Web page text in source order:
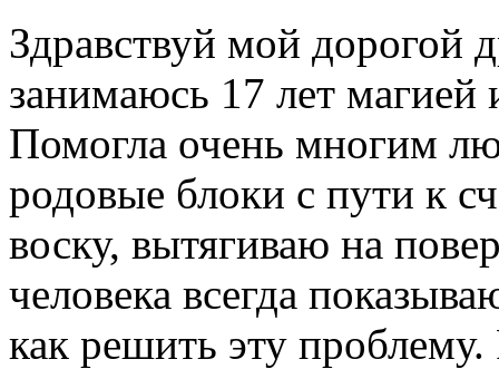
Здравствуй мой дорогой
занимаюсь 17 лет магией
Помогла очень многим
родовые блоки с пути к
воску, вытягиваю на
человека всегда
как решить эту